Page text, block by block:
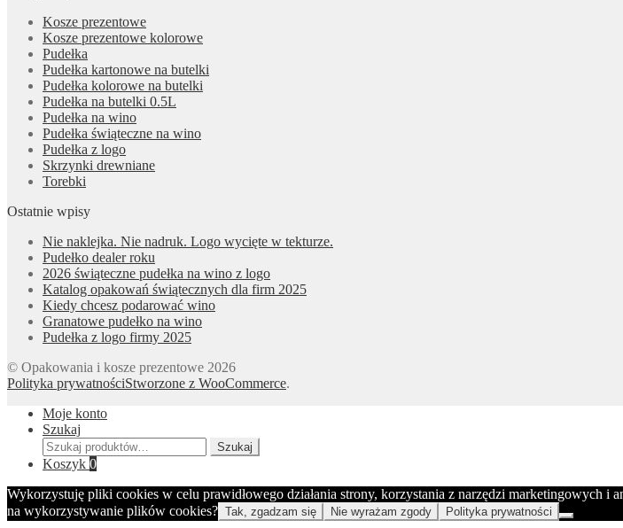
Kosze prezentowe
Kosze prezentowe kolorowe
Pudełka
Pudełka kartonowe na butelki
Pudełka kolorowe na butelki
Pudełka na butelki 0.5L
Pudełka na wino
Pudełka świąteczne na wino
Pudełka z logo
Skrzynki drewniane
Torebki
Ostatnie wpisy
Nie naklejka. Nie nadruk. Logo wycięte w tekturze.
Pudełko dealer roku
2026 świąteczne pudełka na wino z logo
Katalog opakowań świątecznych dla firm 2025
Kiedy chcesz podarować wino
Granatowe pudełko na wino
Pudełka z logo firmy 2025
© Opakowania i kosze prezentowe 2026
Polityka prywatnościStworzone z WooCommerce.
Moje konto
Szukaj
Szukaj:
Szukaj
Koszyk 0
Wykorzystuję pliki cookies w celu prawidłowego działania strony, korzystania z narzędzi marketingowych i
na wykorzystywanie plików cookies? Tak, zgadzam się Nie wyrażam zgody Polityka prywatności